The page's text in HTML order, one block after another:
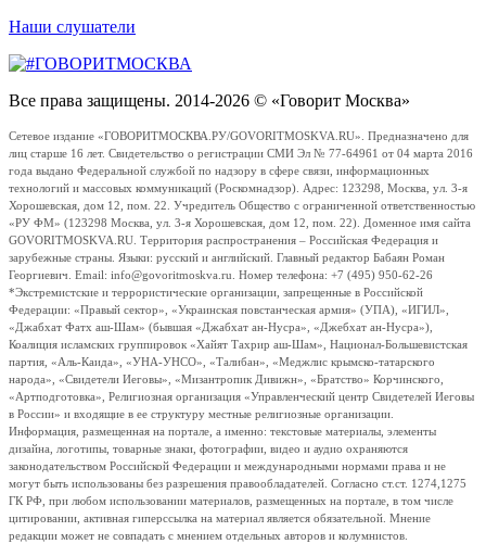
Наши слушатели
Все права защищены. 2014-2026 © «Говорит Москва»
Сетевое издание «ГОВОРИТМОСКВА.РУ/GOVORITMOSKVA.RU». Предназначено для
лиц старше 16 лет. Свидетельство о регистрации СМИ Эл № 77-64961 от 04 марта 2016
года выдано Федеральной службой по надзору в сфере связи, информационных
технологий и массовых коммуникаций (Роскомнадзор). Адрес: 123298, Москва, ул. 3-я
Хорошевская, дом 12, пом. 22. Учредитель Общество с ограниченной ответственностью
«РУ ФМ» (123298 Москва, ул. 3-я Хорошевская, дом 12, пом. 22). Доменное имя сайта
GOVORITMOSKVA.RU. Территория распространения – Российская Федерация и
зарубежные страны. Языки: русский и английский. Главный редактор Бабаян Роман
Георгиевич. Email: info@govoritmoskva.ru. Номер телефона: +7 (495) 950-62-26
*Экстремистские и террористические организации, запрещенные в Российской
Федерации: «Правый сектор», «Украинская повстанческая армия» (УПА), «ИГИЛ»,
«Джабхат Фатх аш-Шам» (бывшая «Джабхат ан-Нусра», «Джебхат ан-Нусра»),
Коалиция исламских группировок «Хайят Тахрир аш-Шам», Национал-Большевистская
партия, «Аль-Каида», «УНА-УНСО», «Талибан», «Меджлис крымско-татарского
народа», «Свидетели Иеговы», «Мизантропик Дивижн», «Братство» Корчинского,
«Артподготовка», Религиозная организация «Управленческий центр Свидетелей Иеговы
в России» и входящие в ее структуру местные религиозные организации.
Информация, размещенная на портале, а именно: текстовые материалы, элементы
дизайна, логотипы, товарные знаки, фотографии, видео и аудио охраняются
законодательством Российской Федерации и международными нормами права и не
могут быть использованы без разрешения правообладателей. Согласно ст.ст. 1274,1275
ГК РФ, при любом использовании материалов, размещенных на портале, в том числе
цитировании, активная гиперссылка на материал является обязательной. Мнение
редакции может не совпадать с мнением отдельных авторов и колумнистов.